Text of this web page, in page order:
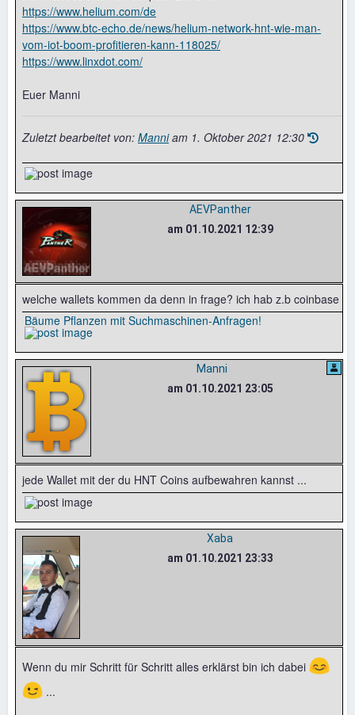
https://www.helium.com/de
https://www.btc-echo.de/news/helium-network-hnt-wie-man-
vom-iot-boom-profitieren-kann-118025/
https://www.linxdot.com/
Euer Manni
Zuletzt bearbeitet von: Manniam 1. Oktober 2021 12:30
AEVPanther
am 01.10.2021 12:39
welche wallets kommen da denn in frage? ich hab z.b coinbase
Bäume Pflanzen mit Suchmaschinen-Anfragen!
Manni
am 01.10.2021 23:05
jede Wallet mit der du HNT Coins aufbewahren kannst ...
Xaba
am 01.10.2021 23:33
Wenn du mir Schritt für Schritt alles erklärst bin ich dabei 😊
😉 ...